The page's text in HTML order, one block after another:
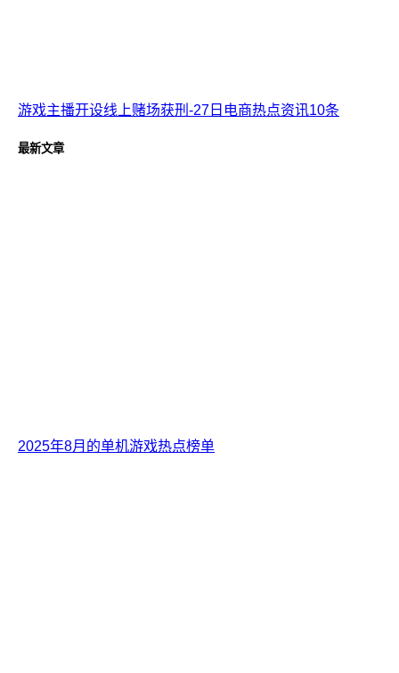
游戏主播开设线上赌场获刑-27日电商热点资讯10条
最新文章
2025年8月的单机游戏热点榜单